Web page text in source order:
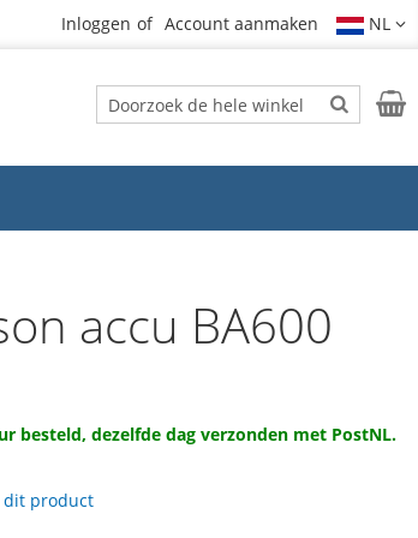
Inloggen Account aanmaken NL
Zoek
Zoek
accu BA600
besteld, dezelfde dag verzonden met PostNL.
dit product